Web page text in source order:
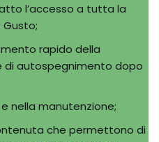
l’accesso a tutta la
rapido della
di autospegnimento dopo
nella manutenzione;
che permettono di